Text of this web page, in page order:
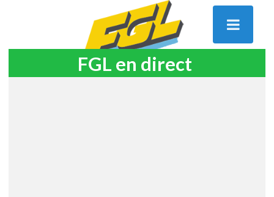
FGL en direct